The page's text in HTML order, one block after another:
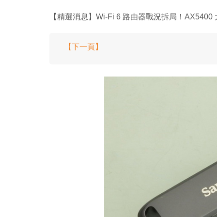
【精選消息】Wi-Fi 6 路由器戰況拆局！AX5400
【下一頁】